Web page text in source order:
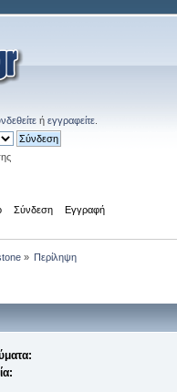
ή εγγραφείτε
Σύνδεση Εγγραφή
» Περίληψη